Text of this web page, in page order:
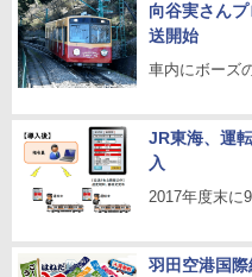
向谷実さん
送開始
車内にボーズ
JR東海、運
入
2017年度末に
羽田空港国